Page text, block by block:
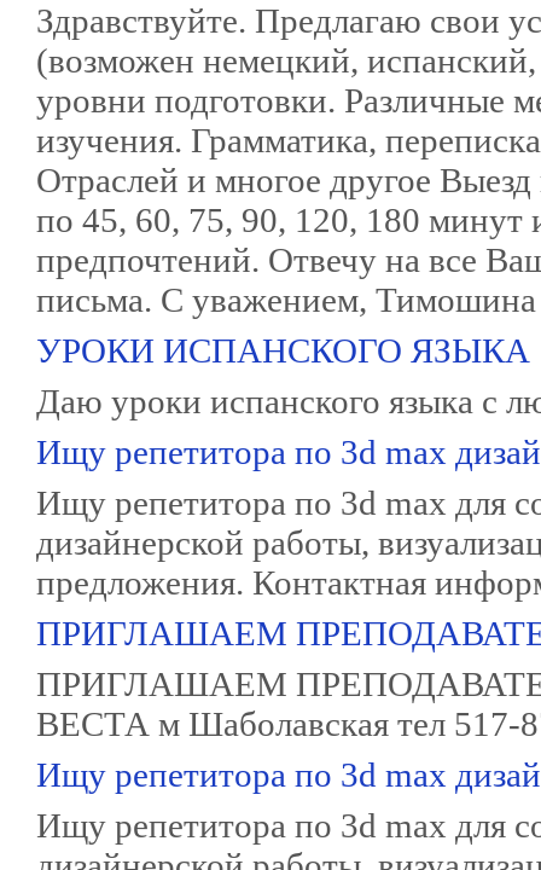
Здравствуйте. Предлагаю свои
(возможен немецкий,
уровни подготовки. Различные
изучения. Грамматика,
Отраслей и многое другое
по 45, 60, 75, 90, 120, 180 минут
предпочтений. Отвечу на все
письма. С уважением,
УРОКИ ИСПАНСКОГО ЯЗЫКА
Даю уроки испанского языка с
Ищу репетитора по 3d max
Ищу репетитора по 3d max для
дизайнерской работы,
предложения. Контактная
ПРИГЛАШАЕМ
ПРИГЛАШАЕМ
ВЕСТА м Шаболавская тел 517-
Ищу репетитора по 3d max
Ищу репетитора по 3d max для